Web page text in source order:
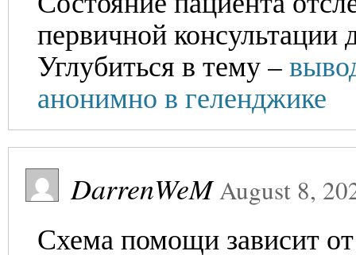
первичной
Углубиться в тему –
анонимно в геленджике
DarrenWeMAugust 8,
Схема помощи зависит